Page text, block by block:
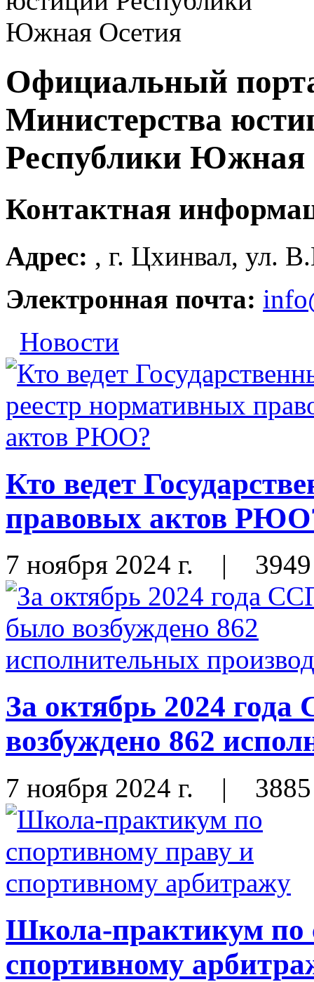
Официальный
Министерства
Республики Южная
Контактная
Адрес: , г. Цхинвал, ул.
Электронная почта:
Новости
Кто ведет
правовых актов
7 ноября 2024 г. | 3949
За октябрь 2024
возбуждено 862
7 ноября 2024 г. | 3885
Школа-практикум по
спортивному